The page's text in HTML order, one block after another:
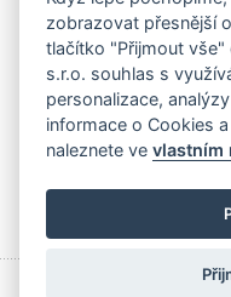
Copyright © 2006 -
zobrazovat přesnější
tlačítko "Přijmout vše"
s.r.o. souhlas s
personalizace,
informace o Cookies
naleznete vevlastním